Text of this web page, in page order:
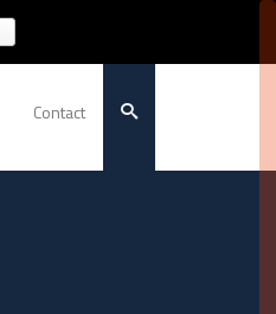
Contact